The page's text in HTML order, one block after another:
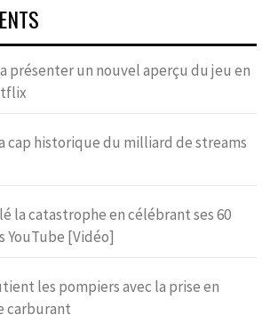
présenter un nouvel aperçu du jeu en
cap historique du milliard de streams
la catastrophe en célébrant ses 60
YouTube [Vidéo]
les pompiers avec la prise en
carburant